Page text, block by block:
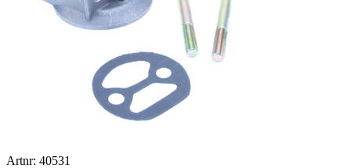
Artnr: 40531